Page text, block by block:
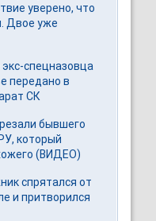
уверено, что
Двое уже
спецназовца
передано в
СК
бывшего
который
(ВИДЕО)
спрятался от
и притворился